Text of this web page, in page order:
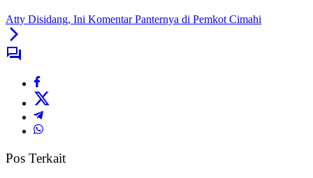
Atty Disidang, Ini Komentar Panternya di Pemkot Cimahi
Pos Terkait